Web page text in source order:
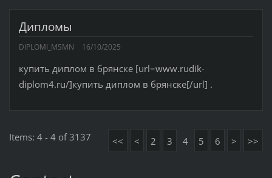
Дипломы
DIPLOMI_MSMN 16/10/2025
купить диплом в брянске [url=www.rudik-
diplom4.ru/]купить диплом в брянске[/url] .
Items: 4 - 4 of 3137 << < 2 3 4 5 6 > >>